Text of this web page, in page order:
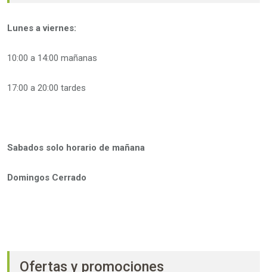
Lunes a viernes:
10:00 a 14:00 mañanas
17:00 a 20:00 tardes
Sabados solo horario de mañana
Domingos Cerrado
Ofertas y promociones